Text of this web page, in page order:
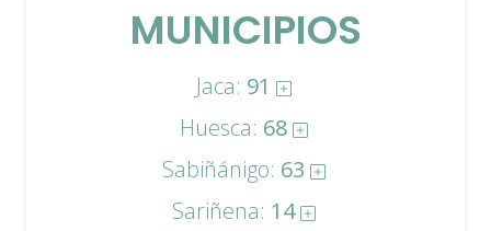
MUNICIPIOS
Jaca: 91
Huesca: 68
Sabiñánigo: 63
Sariñena: 14